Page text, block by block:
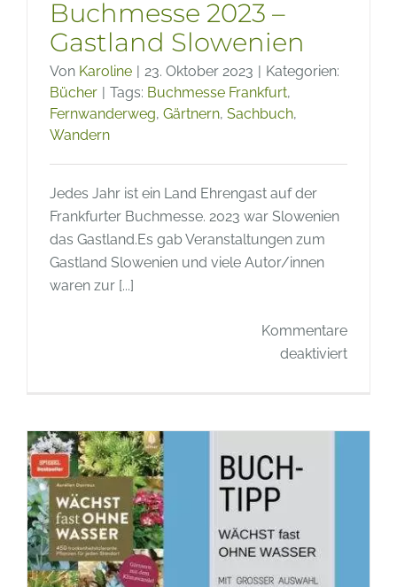
Buchmesse 2023 –
Gastland Slowenien
Von Karoline | 23. Oktober 2023 | Kategorien:
Bücher | Tags: Buchmesse Frankfurt,
Fernwanderweg, Gärtnern, Sachbuch,
Wandern
Jedes Jahr ist ein Land Ehrengast auf der
Frankfurter Buchmesse. 2023 war Slowenien
das Gastland.Es gab Veranstaltungen zum
Gastland Slowenien und viele Autor/innen
waren zur [...]
Kommentare
deaktiviertfür